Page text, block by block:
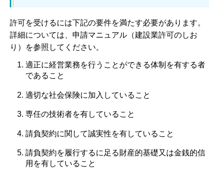
許可を受けるには下記の要件を満たす必要があります。
詳細については、申請マニュアル（建設業許可のしお
り）を参照してください。
適正に経営業務を行うことができる体制を有する者
であること
適切な社会保険に加入していること
専任の技術者を有していること
請負契約に関して誠実性を有していること
請負契約を履行するに足る財産的基礎又は金銭的信
用を有していること